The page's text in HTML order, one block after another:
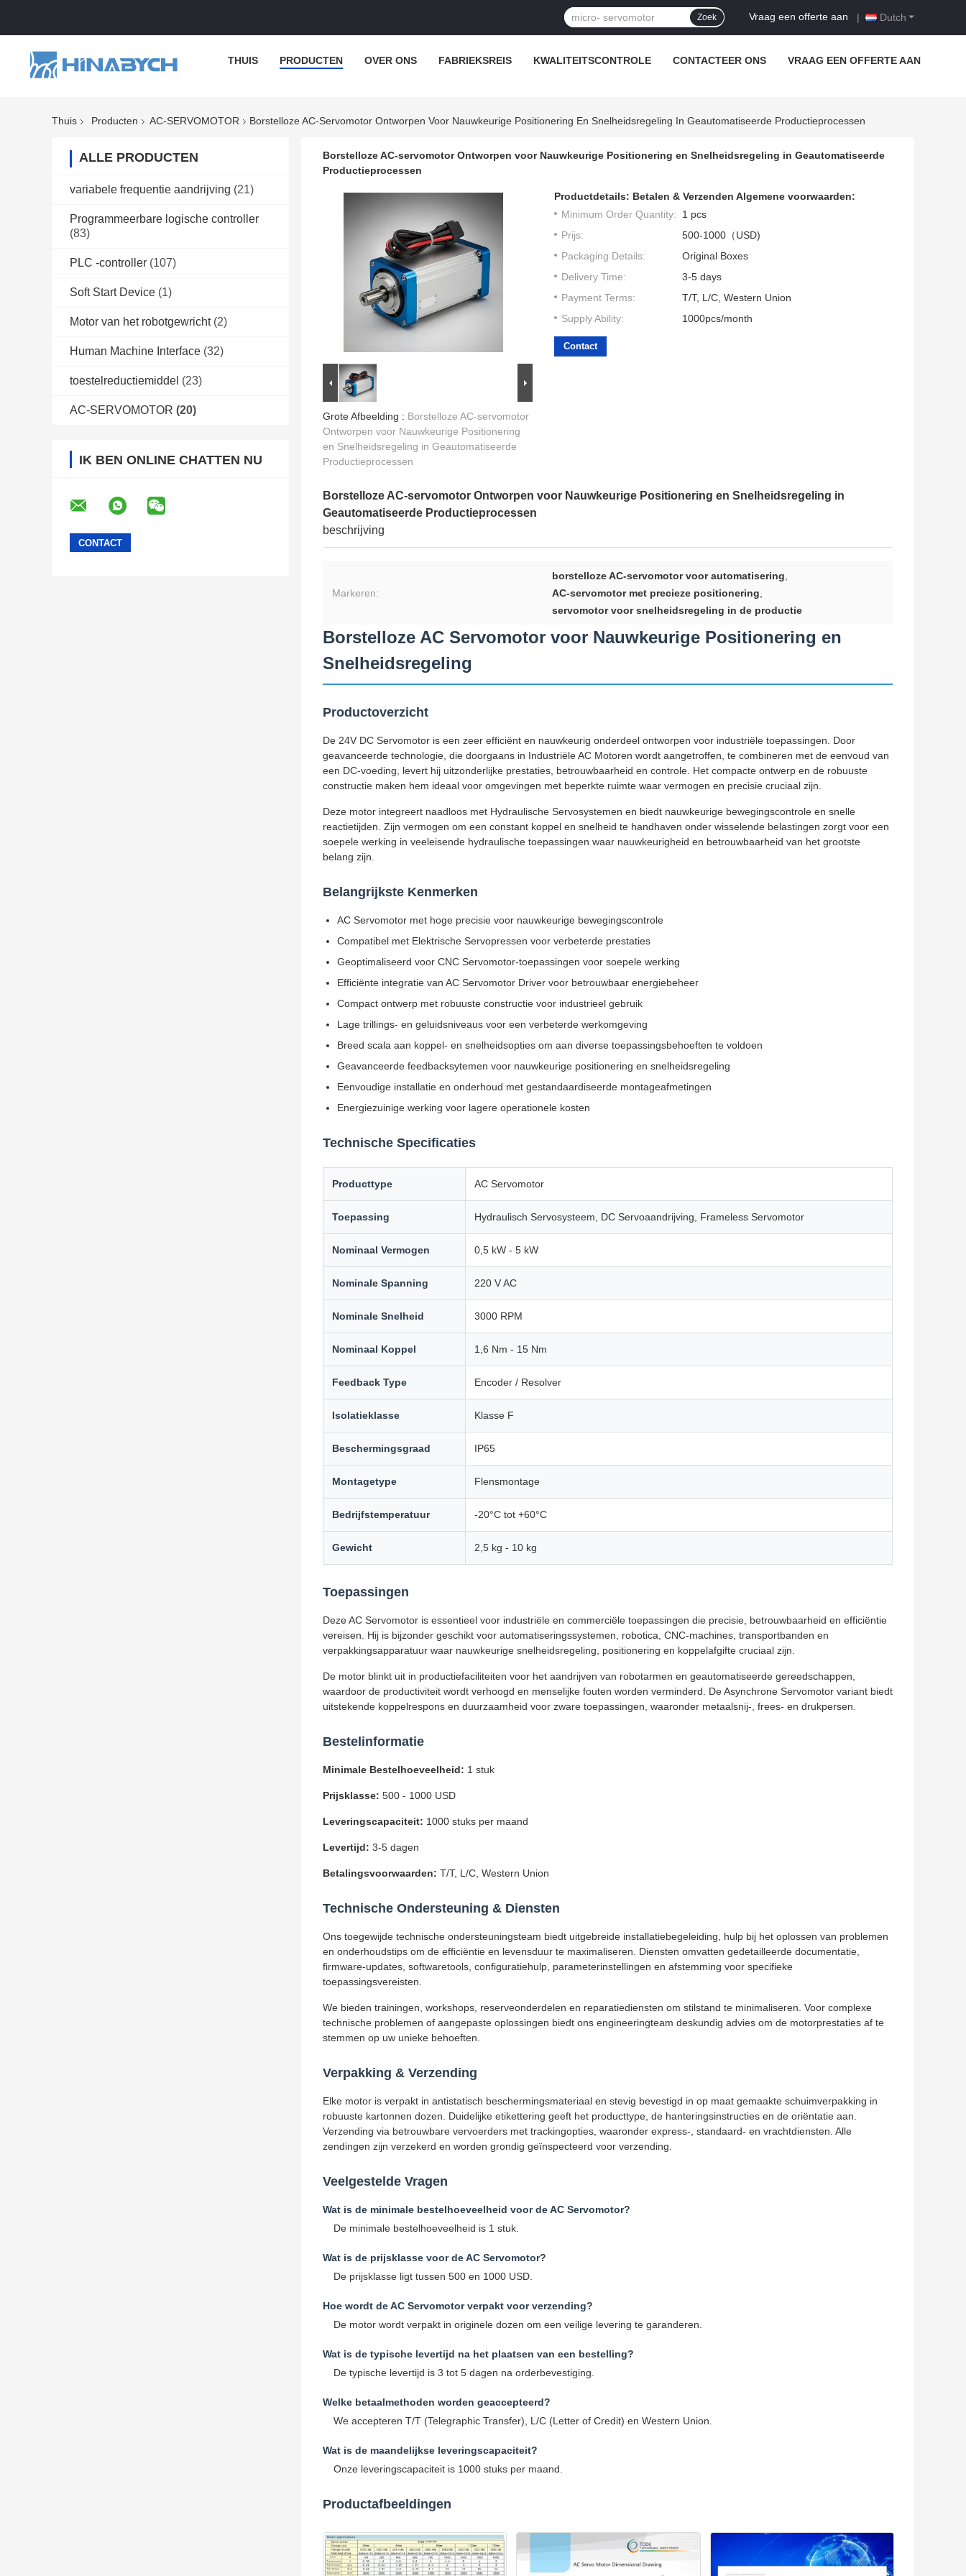
Dutch
Vraag een offerte aan |
Zoek
THUIS PRODUCTEN OVER ONS FABRIEKSREIS KWALITEITSCONTROLE CONTACTEER ONS VRAAG EEN OFFERTE AAN
Thuis Producten AC-SERVOMOTOR Borstelloze AC-Servomotor Ontworpen Voor Nauwkeurige Positionering En Snelheidsregeling In Geautomatiseerde Productieprocessen
ALLE PRODUCTEN
variabele frequentie aandrijving (21)
Programmeerbare logische controller
(83)
PLC -controller (107)
Soft Start Device (1)
Motor van het robotgewricht (2)
Human Machine Interface (32)
toestelreductiemiddel (23)
AC-SERVOMOTOR (20)
IK BEN ONLINE CHATTEN NU
Borstelloze AC-servomotor Ontworpen voor Nauwkeurige Positionering en Snelheidsregeling in Geautomatiseerde
Productieprocessen
Grote Afbeelding : Borstelloze AC-servomotor
Ontworpen voor Nauwkeurige Positionering
en Snelheidsregeling in Geautomatiseerde
Productieprocessen
Productdetails: Betalen & Verzenden Algemene voorwaarden:
Minimum Order Quantity:
1 pcs
Prijs:
500-1000（USD)
Packaging Details:
Original Boxes
Delivery Time:
3-5 days
Payment Terms:
T/T, L/C, Western Union
Supply Ability:
1000pcs/month
Contact
Borstelloze AC-servomotor Ontworpen voor Nauwkeurige Positionering en Snelheidsregeling in
Geautomatiseerde Productieprocessen
beschrijving
Markeren:
borstelloze AC-servomotor voor automatisering,
AC-servomotor met precieze positionering,
servomotor voor snelheidsregeling in de productie
Borstelloze AC Servomotor voor Nauwkeurige Positionering en
Snelheidsregeling
Productoverzicht
De 24V DC Servomotor is een zeer efficiënt en nauwkeurig onderdeel ontworpen voor industriële toepassingen. Door
geavanceerde technologie, die doorgaans in Industriële AC Motoren wordt aangetroffen, te combineren met de eenvoud van
een DC-voeding, levert hij uitzonderlijke prestaties, betrouwbaarheid en controle. Het compacte ontwerp en de robuuste
constructie maken hem ideaal voor omgevingen met beperkte ruimte waar vermogen en precisie cruciaal zijn.
Deze motor integreert naadloos met Hydraulische Servosystemen en biedt nauwkeurige bewegingscontrole en snelle
reactietijden. Zijn vermogen om een constant koppel en snelheid te handhaven onder wisselende belastingen zorgt voor een
soepele werking in veeleisende hydraulische toepassingen waar nauwkeurigheid en betrouwbaarheid van het grootste
belang zijn.
Belangrijkste Kenmerken
AC Servomotor met hoge precisie voor nauwkeurige bewegingscontrole
Compatibel met Elektrische Servopressen voor verbeterde prestaties
Geoptimaliseerd voor CNC Servomotor-toepassingen voor soepele werking
Efficiënte integratie van AC Servomotor Driver voor betrouwbaar energiebeheer
Compact ontwerp met robuuste constructie voor industrieel gebruik
Lage trillings- en geluidsniveaus voor een verbeterde werkomgeving
Breed scala aan koppel- en snelheidsopties om aan diverse toepassingsbehoeften te voldoen
Geavanceerde feedbacksytemen voor nauwkeurige positionering en snelheidsregeling
Eenvoudige installatie en onderhoud met gestandaardiseerde montageafmetingen
Energiezuinige werking voor lagere operationele kosten
Technische Specificaties
Producttype AC Servomotor
Toepassing Hydraulisch Servosysteem, DC Servoaandrijving, Frameless Servomotor
Nominaal Vermogen 0,5 kW - 5 kW
Nominale Spanning 220 V AC
Nominale Snelheid 3000 RPM
Nominaal Koppel 1,6 Nm - 15 Nm
Feedback Type Encoder / Resolver
Isolatieklasse Klasse F
Beschermingsgraad IP65
Montagetype Flensmontage
Bedrijfstemperatuur -20°C tot +60°C
Gewicht 2,5 kg - 10 kg
Toepassingen
Deze AC Servomotor is essentieel voor industriële en commerciële toepassingen die precisie, betrouwbaarheid en efficiëntie
vereisen. Hij is bijzonder geschikt voor automatiseringssystemen, robotica, CNC-machines, transportbanden en
verpakkingsapparatuur waar nauwkeurige snelheidsregeling, positionering en koppelafgifte cruciaal zijn.
De motor blinkt uit in productiefaciliteiten voor het aandrijven van robotarmen en geautomatiseerde gereedschappen,
waardoor de productiviteit wordt verhoogd en menselijke fouten worden verminderd. De Asynchrone Servomotor variant biedt
uitstekende koppelrespons en duurzaamheid voor zware toepassingen, waaronder metaalsnij-, frees- en drukpersen.
Bestelinformatie
Minimale Bestelhoeveelheid: 1 stuk
Prijsklasse: 500 - 1000 USD
Leveringscapaciteit: 1000 stuks per maand
Levertijd: 3-5 dagen
Betalingsvoorwaarden: T/T, L/C, Western Union
Technische Ondersteuning & Diensten
Ons toegewijde technische ondersteuningsteam biedt uitgebreide installatiebegeleiding, hulp bij het oplossen van problemen
en onderhoudstips om de efficiëntie en levensduur te maximaliseren. Diensten omvatten gedetailleerde documentatie,
firmware-updates, softwaretools, configuratiehulp, parameterinstellingen en afstemming voor specifieke
toepassingsvereisten.
We bieden trainingen, workshops, reserveonderdelen en reparatiediensten om stilstand te minimaliseren. Voor complexe
technische problemen of aangepaste oplossingen biedt ons engineeringteam deskundig advies om de motorprestaties af te
stemmen op uw unieke behoeften.
Verpakking & Verzending
Elke motor is verpakt in antistatisch beschermingsmateriaal en stevig bevestigd in op maat gemaakte schuimverpakking in
robuuste kartonnen dozen. Duidelijke etikettering geeft het producttype, de hanteringsinstructies en de oriëntatie aan.
Verzending via betrouwbare vervoerders met trackingopties, waaronder express-, standaard- en vrachtdiensten. Alle
zendingen zijn verzekerd en worden grondig geïnspecteerd voor verzending.
Veelgestelde Vragen
Wat is de minimale bestelhoeveelheid voor de AC Servomotor?
De minimale bestelhoeveelheid is 1 stuk.
Wat is de prijsklasse voor de AC Servomotor?
De prijsklasse ligt tussen 500 en 1000 USD.
Hoe wordt de AC Servomotor verpakt voor verzending?
De motor wordt verpakt in originele dozen om een veilige levering te garanderen.
Wat is de typische levertijd na het plaatsen van een bestelling?
De typische levertijd is 3 tot 5 dagen na orderbevestiging.
Welke betaalmethoden worden geaccepteerd?
We accepteren T/T (Telegraphic Transfer), L/C (Letter of Credit) en Western Union.
Wat is de maandelijkse leveringscapaciteit?
Onze leveringscapaciteit is 1000 stuks per maand.
Productafbeeldingen